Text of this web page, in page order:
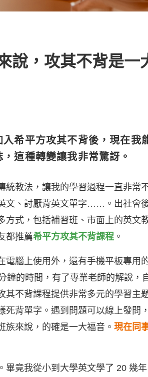
說，攻其不背是一
希平方攻其不背後，現在我
這種轉變讓我非常驚訝。
教法，讓我的學習過程一直非常
文、討厭背英文單字……。出社會
式，包括補習班、市面上的英文
都推薦希平方攻其不背課程 。
電腦上使用外，還有手機平板專用
鐘的時間，有了專業老師的解說，
不背課程提供非常多元的學習主
死背單字。遇到問題可以線上發問
來說，的確是一大福音。 現在同
畢竟我從小到大學英文學了 20 幾